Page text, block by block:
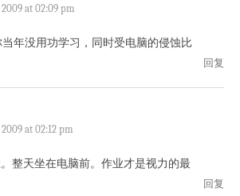
at 02:09 pm
年没用功学习，同时受电脑的侵蚀比
回复
at 02:12 pm
整天坐在电脑前。作业才是视力的最
回复